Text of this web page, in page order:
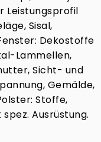
Leistungsprofil
Sisal,
Dekostoffe
Lammellen,
Sicht- und
Gemälde,
Stoffe,
Ausrüstung.